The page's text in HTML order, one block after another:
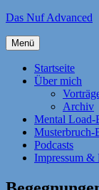
Zum
springen
Das Nuf Advanced
Menü
Startseite
Über mich
Archiv
Mental Load-
Musterbruch-
Podcasts
Impressum &